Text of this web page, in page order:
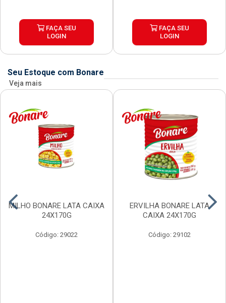
FAÇA SEU
LOGIN
FAÇA SEU
LOGIN
Seu Estoque com Bonare
Veja mais
MILHO BONARE LATA CAIXA
24X170G
Código: 29022
ERVILHA BONARE LATA
CAIXA 24X170G
Código: 29102